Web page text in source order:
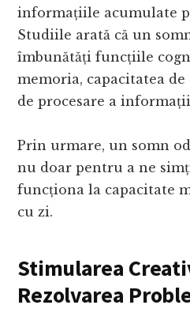
informațiile acumulate
Studiile arată că un
îmbunătăți funcțiile
memoria, capacitatea
de procesare a
Prin urmare, un somn
nu doar pentru a ne
funcționa la capacitate
cu zi.
Stimularea
Rezolvarea